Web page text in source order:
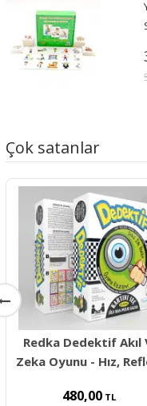
Çok satanlar
Redka Dedektif Akıl
Zeka Oyunu - Hız,
480,00 TL